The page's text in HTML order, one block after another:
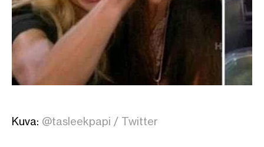
Kuva: @tasleekpapi / Twitter